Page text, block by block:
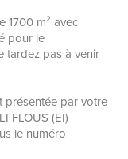
1700 m² avec
pour le
tardez pas à venir
présentée par votre
FLOUS (EI)
le numéro